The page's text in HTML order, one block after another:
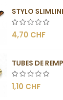
4,70 CHF
1,10 CHF